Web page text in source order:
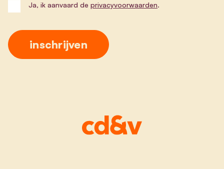
Ja, ik aanvaard de privacyvoorwaarden.